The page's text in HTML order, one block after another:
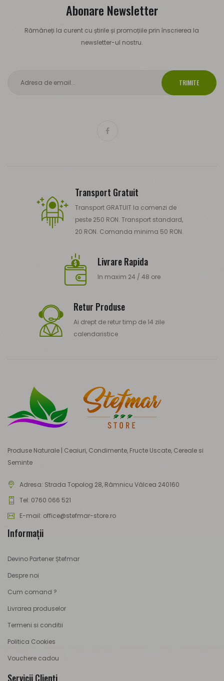
Abonare Newsletter
Rămâneți la curent cu știrile și promoțiile prin înscrierea la
newsletter-ul nostru.
TRIMITE
Transport Gratuit
Transport GRATUIT la comenzi de
peste 250 RON. Transport standard,
20 RON. Comanda minima 50 RON.
Livrare Rapida
In maxim 24 / 48 ore
Retur Produse
Ai drept de retur timp de 14 zile
calendaristice
Produse Naturale | Ceaiuri, Condimente, Fructe Uscate, Cereale si
Seminte
Adresa: Strada Topolog 28, Râmnicu Vâlcea 240160
Tel: 0760 066 521
E-mail: office@stefmar-store.ro
Informaţii
Devino Partener Ștefmar
Despre noi
Cum comand ?
Livrarea produselor
Termeni si conditii
Politica Cookies
Vouchere cadou
Servicii Clienţi